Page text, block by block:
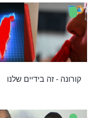
ישראל אברג’יל